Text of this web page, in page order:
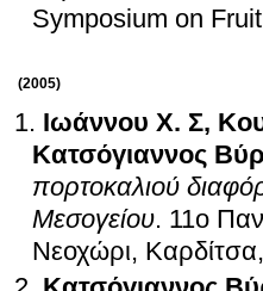
Symposium on
(2005)
Ιωάννου Χ. Σ,
Κατσόγιαννος
πορτοκαλιού
Μεσογείου. 11ο
Νεοχώρι,